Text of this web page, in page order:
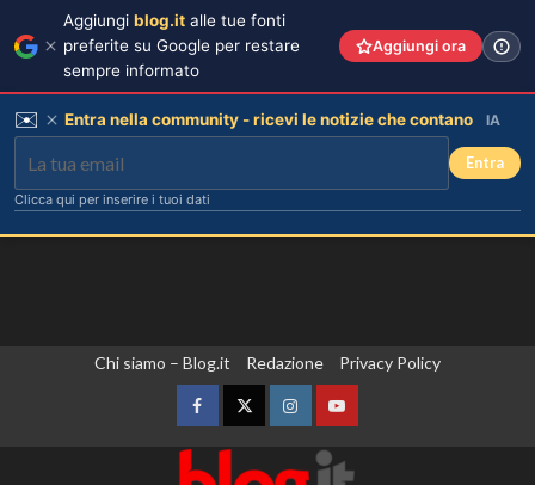
Chi siamo – Blog.it Redazione Privacy Policy
FacebookTwitterInstagramYouTube
Aggiungi blog.it alle tue fonti
preferite su Google per restare
sempre informato
Aggiungi ora
✉️ Entra nella community - ricevi le notizie che contano IA
Entra
Clicca qui per inserire i tuoi dati